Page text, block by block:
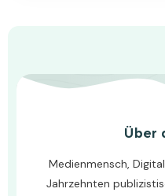
Über
Medienmensch,
Jahrzehnten